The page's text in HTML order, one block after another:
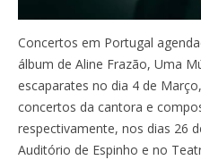
Concertos em Portugal
álbum de Aline Frazão, Uma
escaparates no dia 4 de
concertos da cantora e
respectivamente, nos dias 26
Auditório de Espinho e no